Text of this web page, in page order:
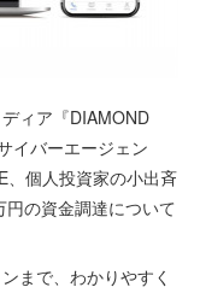
ィア『DIAMOND
イバーエージェン
、個人投資家の小出斉
の資金調達について
まで、わかりやすく